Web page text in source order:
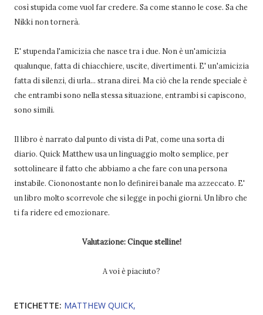
così stupida come vuol far credere. Sa come stanno le cose. Sa che
Nikki non tornerà.
E' stupenda l'amicizia che nasce tra i due. Non è un'amicizia
qualunque, fatta di chiacchiere, uscite, divertimenti. E' un'amicizia
fatta di silenzi, di urla... strana direi. Ma ciò che la rende speciale è
che entrambi sono nella stessa situazione, entrambi si capiscono,
sono simili.
Il libro è narrato dal punto di vista di Pat, come una sorta di
diario. Quick Matthew usa un linguaggio molto semplice, per
sottolineare il fatto che abbiamo a che fare con una persona
instabile. Ciononostante non lo definirei banale ma azzeccato. E'
un libro molto scorrevole che si legge in pochi giorni. Un libro che
ti fa ridere ed emozionare.
Valutazione: Cinque stelline!
A voi è piaciuto?
ETICHETTE: MATTHEW QUICK